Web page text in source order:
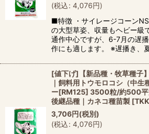
(税込: 4,076円)
■特徴 ・サイレージコーン
の大型草姿、収量もヘビー級
通作中心ですが、6-7月の遅
作にも適します。 ※遅播き、
[値下げ]【新品種・牧草種子
｜飼料用トウモロコシ（中生
ー[RM125] 3500粒/約500平
後継品種｜カネコ種苗製 [
3,706円(税別)
(税込: 4,076円)